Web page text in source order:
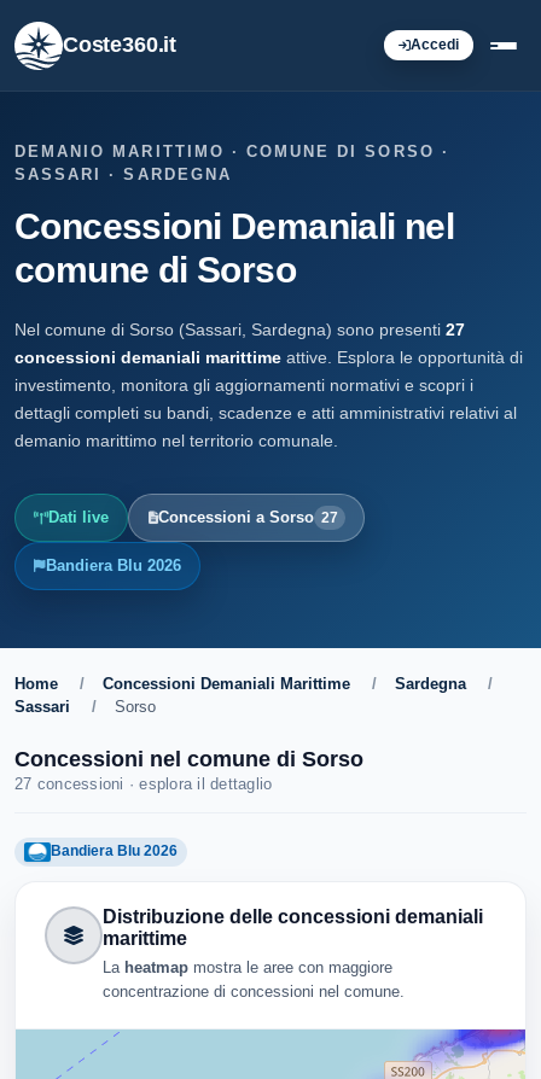
Coste360.it Accedi
DEMANIO MARITTIMO · COMUNE DI SORSO ·
SASSARI · SARDEGNA
Concessioni Demaniali nel
comune di Sorso
Nel comune di Sorso (Sassari, Sardegna) sono presenti 27
concessioni demaniali marittime attive. Esplora le opportunità di
investimento, monitora gli aggiornamenti normativi e scopri i
dettagli completi su bandi, scadenze e atti amministrativi relativi al
demanio marittimo nel territorio comunale.
Dati live Concessioni a Sorso 27
Bandiera Blu 2026
Home / Concessioni Demaniali Marittime / Sardegna
/
Sassari
/ Sorso
Concessioni nel comune di Sorso
27 concessioni · esplora il dettaglio
Bandiera Blu 2026
Distribuzione delle concessioni demaniali
marittime
La heatmap mostra le aree con maggiore
concentrazione di concessioni nel comune.